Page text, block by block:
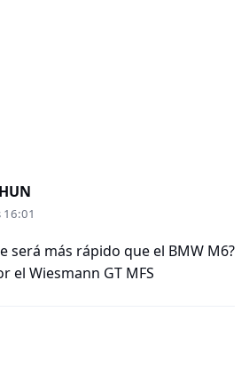
16:01
será más rápido que el BMW M6?
el Wiesmann GT MFS